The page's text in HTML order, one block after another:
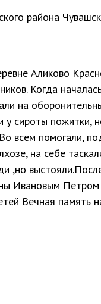
района
Аликово
Когда
на
у сироты пожитки,
всем помогали,
на себе
,но
Ивановым
Вечная